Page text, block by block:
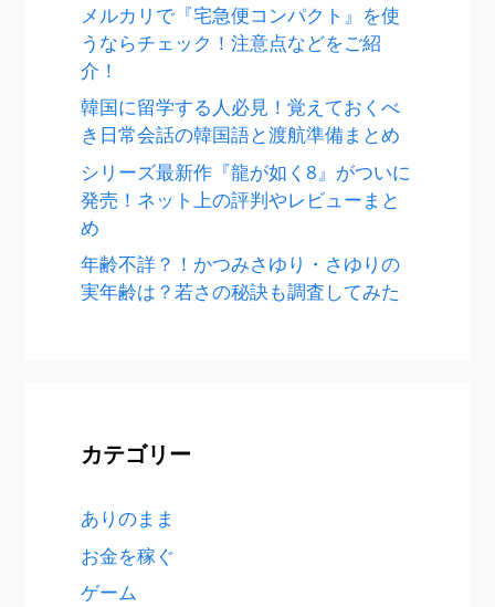
メルカリで『宅急便コンパクト』を使
うならチェック！注意点などをご紹
介！
韓国に留学する人必見！覚えておくべ
き日常会話の韓国語と渡航準備まとめ
シリーズ最新作『龍が如く8』がついに
発売！ネット上の評判やレビューまと
め
年齢不詳？！かつみさゆり・さゆりの
実年齢は？若さの秘訣も調査してみた
カテゴリー
ありのまま
お金を稼ぐ
ゲーム